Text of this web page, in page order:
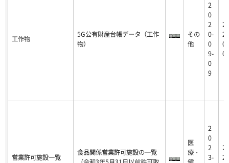
工作物
5G公有財産台帳データ（工作
物）
その
他
2
0
2
0-
0
9-
0
9
20
09
営業許可施設一覧
食品関係営業許可施設の一覧
医
療・
2
0
2
3-
20